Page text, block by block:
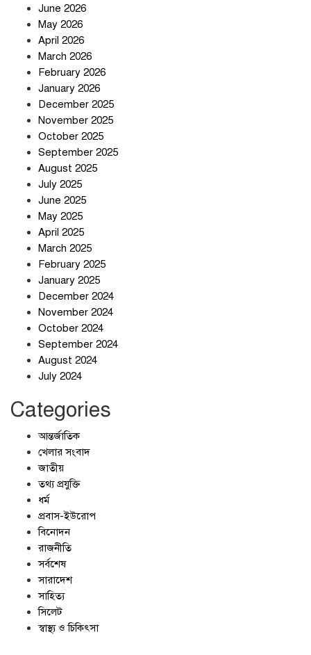
June 2026
May 2026
April 2026
March 2026
February 2026
January 2026
December 2025
November 2025
October 2025
September 2025
August 2025
July 2025
June 2025
May 2025
April 2025
March 2025
February 2025
January 2025
December 2024
November 2024
October 2024
September 2024
August 2024
July 2024
Categories
আন্তর্জাতিক
খেলার সংবাদ
জাতীয়
তথ্য প্রযুক্তি
ধর্ম
প্রবাস-ইউরোপ
বিনোদন
রাজনীতি
সর্বশেষ
সারাদেশ
সাহিত্য
সিলেট
স্বাস্থ্য ও চিকিৎসা